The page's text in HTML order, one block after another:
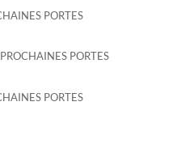
PORTES
PORTES
PORTES